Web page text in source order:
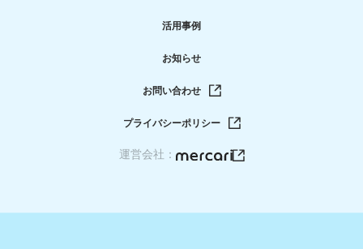
活用事例
お知らせ
お問い合わせ
プライバシーポリシー
運営会社：